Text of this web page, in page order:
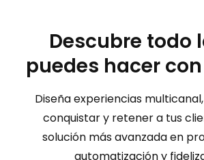
Descubre todo
puedes hacer
Diseña experiencias
conquistar y retener a tus
solución más avanzada en
automatización y